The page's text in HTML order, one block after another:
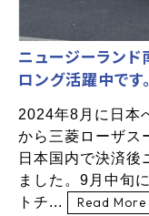
ニュージーラン
ロング活躍中です。
2024年8月に日本
から三菱ローザス
日本国内で決済後
ました。9月中旬
トチ...
Read More